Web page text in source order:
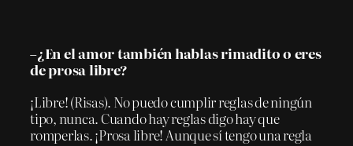
–¿En el amor también hablas rimadito o eres
de prosa libre?
¡Libre! (Risas). No puedo cumplir reglas de ningún
tipo, nunca. Cuando hay reglas digo hay que
romperlas. ¡Prosa libre! Aunque sí tengo una regla